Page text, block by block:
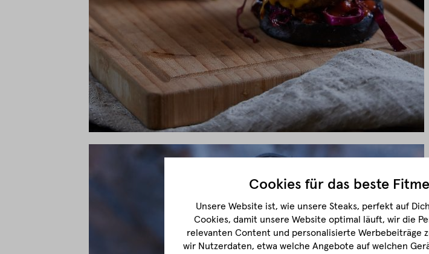
Cookies für das beste
Unsere Website ist, wie unsere Steaks, perfekt auf
Cookies, damit unsere Website optimal läuft, wir die
relevanten Content und personalisierte Werbebeiträge
wir Nutzerdaten, etwa welche Angebote auf welchen